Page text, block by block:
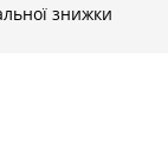
знижки